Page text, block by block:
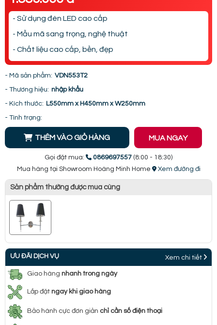
- Sử dụng đèn LED cao cấp
- Mẫu mã sang trọng, nghệ thuật
- Chất liệu cao cấp, bền, đẹp
- Mã sản phẩm: VDN553T2
- Thương hiệu: nhập khẩu
- Kích thước: L550mm x H450mm x W250mm
- Tình trạng:
THÊM VÀO GIỎ HÀNG MUA NGAY
Gọi đặt mua: 0869697557 (8:00 - 18:30)
Mua hàng tại Showroom Hoàng Minh Home
Xem đường đi
Sản phẩm thường được mua cùng
ƯU ĐÃI DỊCH VỤ Xem chi tiết
Giao hàng nhanh trong ngày
Lắp đặt ngay khi giao hàng
Bảo hành cực đơn giản chỉ cần số điện thoại